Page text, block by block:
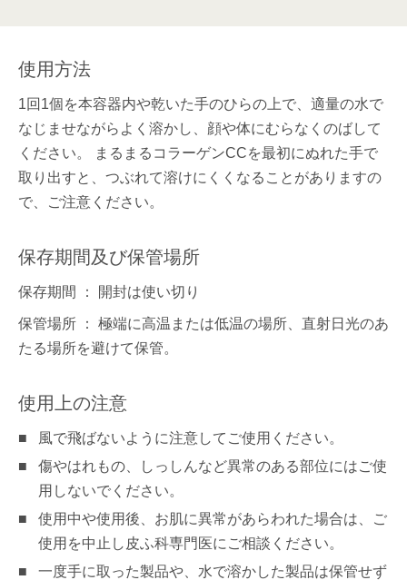
使用方法
1回1個を本容器内や乾いた手のひらの上で、適量の水で
なじませながらよく溶かし、顔や体にむらなくのばして
ください。 まるまるコラーゲンCCを最初にぬれた手で
取り出すと、つぶれて溶けにくくなることがありますの
で、ご注意ください。
保存期間及び保管場所
保存期間 ： 開封は使い切り
保管場所 ： 極端に高温または低温の場所、直射日光のあ
たる場所を避けて保管。
使用上の注意
風で飛ばないように注意してご使用ください。
傷やはれもの、しっしんなど異常のある部位にはご使
用しないでください。
使用中や使用後、お肌に異常があらわれた場合は、ご
使用を中止し皮ふ科専門医にご相談ください。
一度手に取った製品や、水で溶かした製品は保管せず